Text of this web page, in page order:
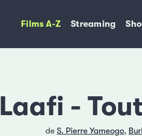
Films A-Z Streaming
Laafi -
de S. Pierre Yameogo,